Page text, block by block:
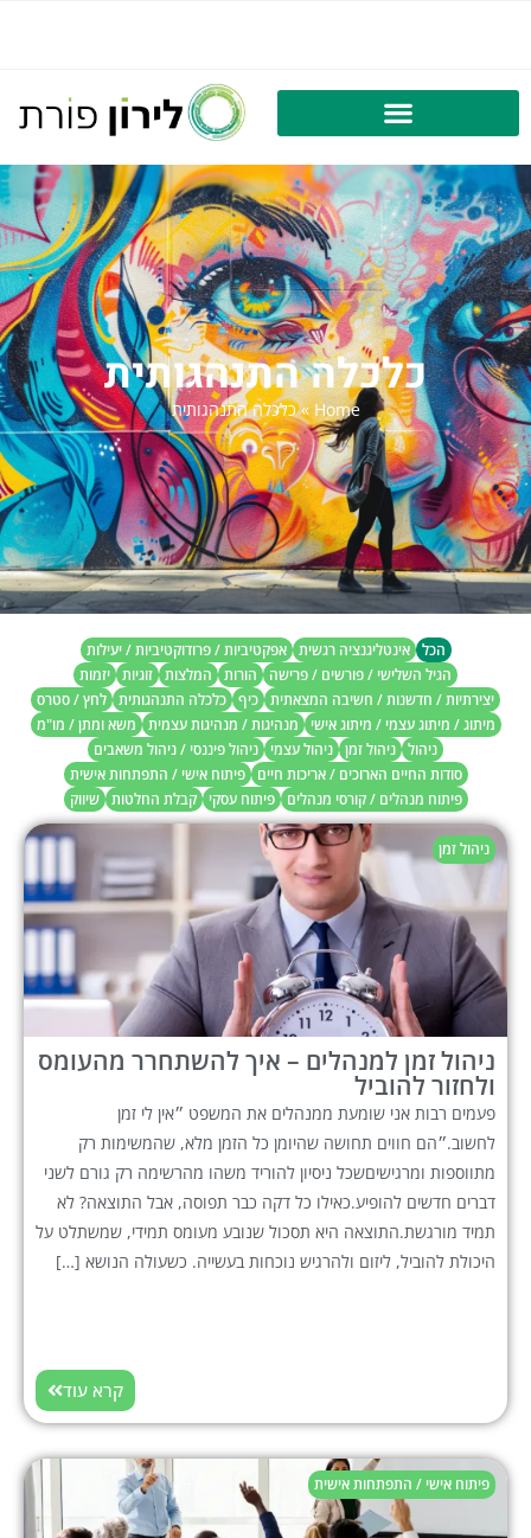
כלכלה התנהגותית
Home
»כלכלה התנהגותית
אינטליגנציה רגשית
אפקטיביות / פרודוקטיביות / יעילות
הגיל השלישי / פורשים / פרישה
הורות המלצות זוגיות יזמות
יצירתיות / חדשנות / חשיבה המצאתית כיף כלכלה התנהגותית לחץ / סטרס
מיתוג / מיתוג עצמי / מיתוג אישי
מנהיגות / מנהיגות עצמית
משא ומתן / מו"מ
ניהול ניהול זמן ניהול עצמי
ניהול פיננסי / ניהול משאבים
סודות החיים הארוכים / אריכות חיים
פיתוח אישי / התפתחות אישית
פיתוח מנהלים / קורסי מנהלים
פיתוח עסקי קבלת החלטות שיווק
הכל
ניהול זמן
ניהול זמן למנהלים – איך להשתחרר מהעומס
ולחזור להוביל
פעמים רבות אני שומעת ממנהלים את המשפט ״אין לי זמן
לחשוב.״הם חווים תחושה שהיומן כל הזמן מלא, שהמשימות רק
מתווספות ומרגישיםשכל ניסיון להוריד משהו מהרשימה רק גורם לשני
דברים חדשים להופיע.כאילו כל דקה כבר תפוסה, אבל התוצאה? לא
תמיד מורגשת.התוצאה היא תסכול שנובע מעומס תמידי, שמשתלט על
היכולת להוביל, ליזום ולהרגיש נוכחות בעשייה. כשעולה הנושא […]
קרא עוד
פיתוח אישי / התפתחות אישית